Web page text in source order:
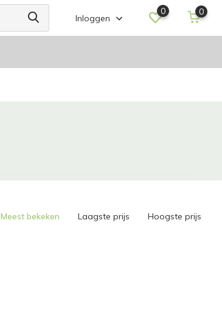
Inloggen
0 0
Meest bekeken Laagste prijs Hoogste prijs